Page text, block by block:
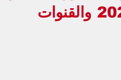
27-11-2025 والقنوات